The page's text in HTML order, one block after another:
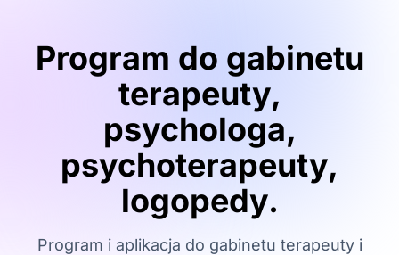
Program do gabinetu
terapeuty,
psychologa,
psychoterapeuty,
logopedy.
Program i aplikacja do gabinetu terapeuty i